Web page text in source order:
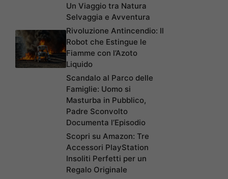
Un Viaggio tra Natura
Selvaggia e Avventura
Rivoluzione Antincendio: Il
Robot che Estingue le
Fiamme con l’Azoto
Liquido
Scandalo al Parco delle
Famiglie: Uomo si
Masturba in Pubblico,
Padre Sconvolto
Documenta l’Episodio
Scopri su Amazon: Tre
Accessori PlayStation
Insoliti Perfetti per un
Regalo Originale